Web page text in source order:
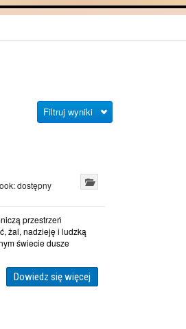
Filtruj wyniki
dostępny
przestrzeń
żal, nadzieję i ludzką
świecie dusze
Dowiedz się więcej